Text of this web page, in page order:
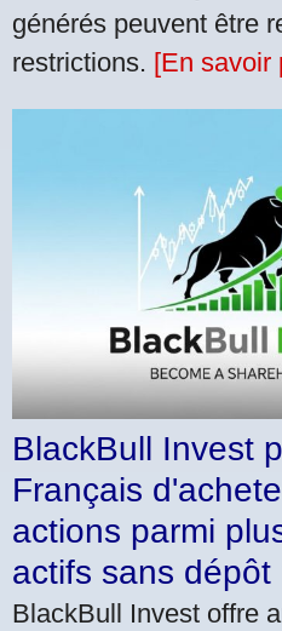
générés peuvent être
restrictions. [En savoir
BlackBull Invest
Français
actions parmi
actifs sans dépôt
BlackBull Invest offre